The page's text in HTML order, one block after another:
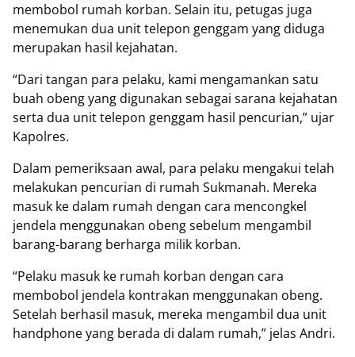
membobol rumah korban. Selain itu, petugas juga
menemukan dua unit telepon genggam yang diduga
merupakan hasil kejahatan.
“Dari tangan para pelaku, kami mengamankan satu
buah obeng yang digunakan sebagai sarana kejahatan
serta dua unit telepon genggam hasil pencurian,” ujar
Kapolres.
Dalam pemeriksaan awal, para pelaku mengakui telah
melakukan pencurian di rumah Sukmanah. Mereka
masuk ke dalam rumah dengan cara mencongkel
jendela menggunakan obeng sebelum mengambil
barang-barang berharga milik korban.
“Pelaku masuk ke rumah korban dengan cara
membobol jendela kontrakan menggunakan obeng.
Setelah berhasil masuk, mereka mengambil dua unit
handphone yang berada di dalam rumah,” jelas Andri.